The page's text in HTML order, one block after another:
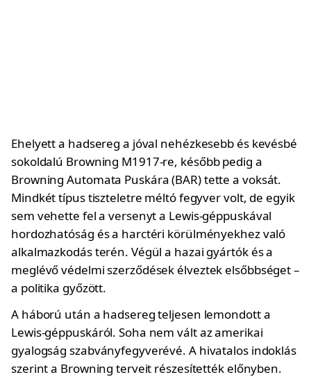
Ehelyett a hadsereg a jóval nehézkesebb és kevésbé
sokoldalú Browning M1917-re, később pedig a
Browning Automata Puskára (BAR) tette a voksát.
Mindkét típus tiszteletre méltó fegyver volt, de egyik
sem vehette fel a versenyt a Lewis-géppuskával
hordozhatóság és a harctéri körülményekhez való
alkalmazkodás terén. Végül a hazai gyártók és a
meglévő védelmi szerződések élveztek elsőbbséget –
a politika győzött.
A háború után a hadsereg teljesen lemondott a
Lewis-géppuskáról. Soha nem vált az amerikai
gyalogság szabványfegyverévé. A hivatalos indoklás
szerint a Browning terveit részesítették előnyben.